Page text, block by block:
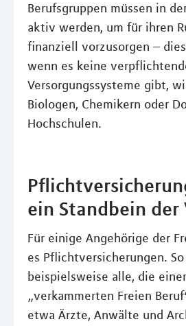
Berufsgruppen müssen in
aktiv werden, um für ihren
finanziell vorzusorgen –
wenn es keine
Versorgungssysteme gibt,
Biologen, Chemikern oder
Hochschulen.
ein Standbein der
Für einige Angehörige der
es Pflichtversicherungen. So
beispielsweise alle, die
„verkammerten Freien
etwa Ärzte, Anwälte und